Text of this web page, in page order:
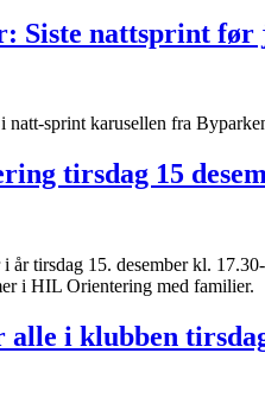
Siste nattsprint
i natt-sprint karusellen fra
tirsdag 15
år tirsdag 15. desember kl.
i HIL Orientering med
i klubben